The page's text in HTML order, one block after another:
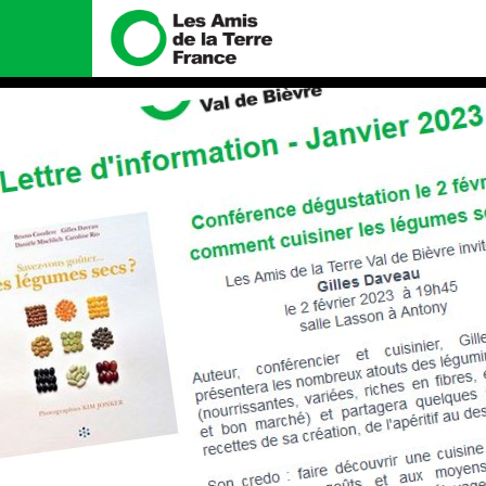
Nous connaître
Histoire
Manifeste
Missions et méthodes
Valeurs
Équipes et fonctionnement
Le réseau dans le monde
Nos alliés
Je soutiens les Amis de la
Terre
Nos
Total, rendez-
tribunal
Gaz « naturel »,
enfumage
Mode : une
destructrice
Gaz au
violence
Nos autres